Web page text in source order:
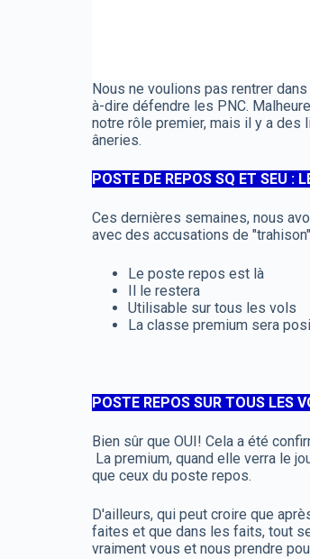
Nous ne voulions pas rentrer
à-dire défendre les PNC.
notre rôle premier, mais il y a des
âneries.
POSTE DE REPOS SQ ET SEU :
Ces dernières semaines, nous
avec des accusations de
Le poste repos est là
Il le restera
Utilisable sur tous les vols
La classe premium sera
POSTE REPOS SUR TOUS LES
Bien sûr que OUI! Cela a été
La premium, quand elle verra le
que ceux du poste repos.
D'ailleurs, qui peut croire que
faites et que dans les faits, tout
vraiment vous et nous prendre